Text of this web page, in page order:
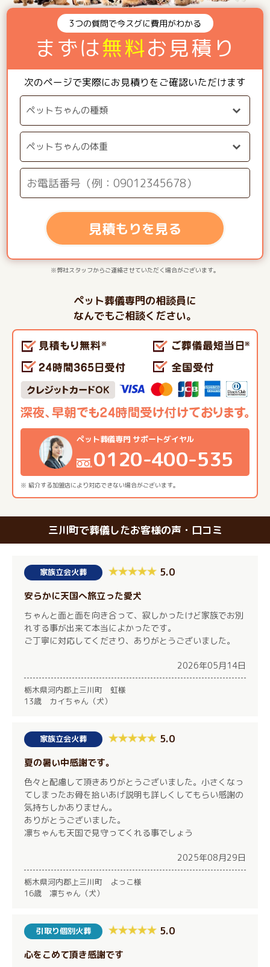
3つの質問で今スグに費用がわかる
まずは無料お見積り
次のページで実際にお見積りをご確認いただけます
見積もりを見る
※弊社スタッフからご連絡させていただく場合がございます。
ペット葬儀専門の相談員に
なんでもご相談ください。
※ 紹介する加盟店により対応できない場合がございます。
ペット葬儀専門 サポートダイヤル
0120-400-535
三川町で葬儀したお客様の声・口コミ
家族立会火葬 5.0
安らかに天国へ旅立った愛犬
ちゃんと面と面を向き合って、寂しかったけど家族でお別
れする事が出来て本当によかったです。
ご丁寧に対応してくださり、ありがとうございました。
2026年05月14日
栃木県河内郡上三川町 虹様
13歳 カイちゃん（犬）
家族立会火葬 5.0
夏の暑い中感謝です。
色々と配慮して頂きありがとうございました。小さくなっ
てしまったお骨を拾いあげ説明も詳しくしてもらい感謝の
気持ちしかありません。
ありがとうございました。
凛ちゃんも天国で見守ってくれる事でしょう
2025年08月29日
栃木県河内郡上三川町 よっこ様
16歳 凛ちゃん（犬）
引取り個別火葬 5.0
心をこめて頂き感謝です